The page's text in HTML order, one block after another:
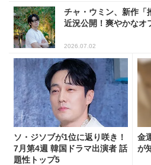
チャ・ウミン、新作「
近況公開！爽やかなオ
2026.07.02
ソ・ジソブが1位に返り咲き！
7月第4週 韓国ドラマ出演者 話
題性トップ5
金
が